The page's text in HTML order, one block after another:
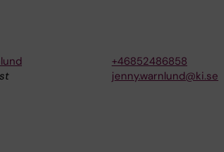
+46852486858
jenny.warnlund@ki.se